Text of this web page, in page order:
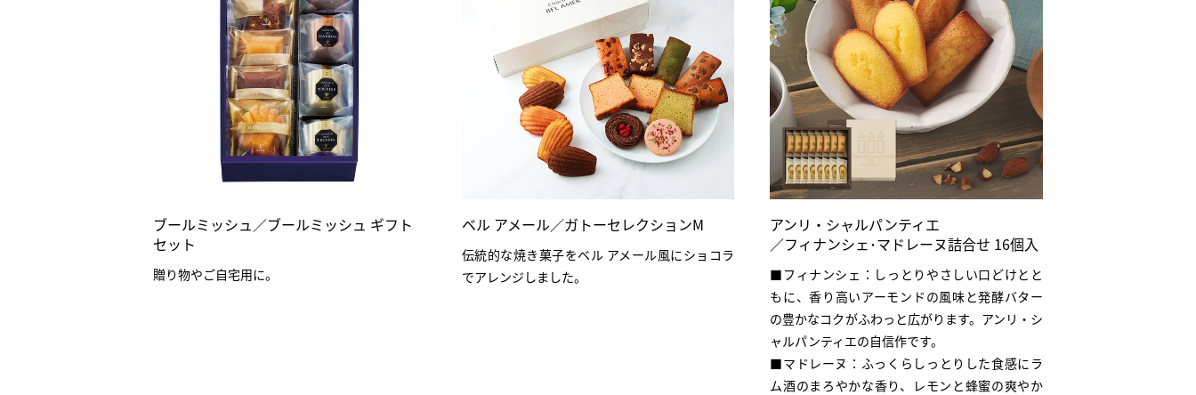
ブールミッシュ／ブールミッシュ ギフト
セット
贈り物やご自宅用に。
ベル アメール／ガトーセレクションM
伝統的な焼き菓子をベル アメール風にショコラ
でアレンジしました。
アンリ・シャルパンティエ
／フィナンシェ･マドレーヌ詰合せ 16個入
■フィナンシェ：しっとりやさしい口どけとと
もに、香り高いアーモンドの風味と発酵バター
の豊かなコクがふわっと広がります。アンリ・シ
ャルパンティエの自信作です。
■マドレーヌ：ふっくらしっとりした食感にラ
ム酒のまろやかな香り、レモンと蜂蜜の爽やか